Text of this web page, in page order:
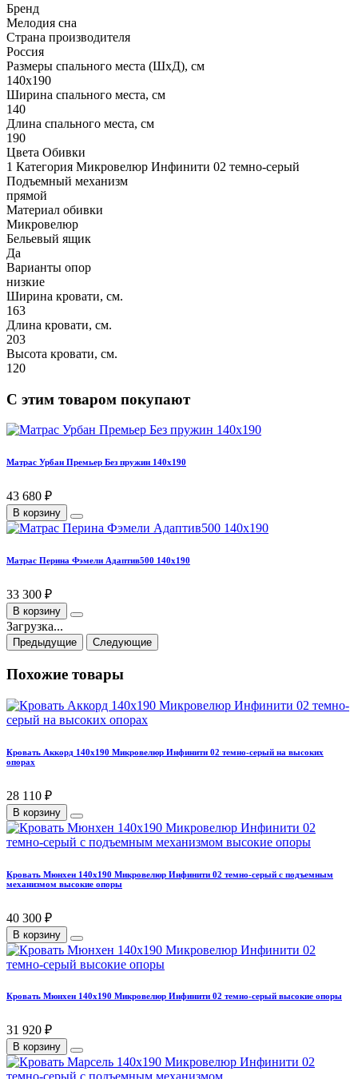
Бренд
Мелодия сна
Страна производителя
Россия
Размеры спального места (ШхД), см
140х190
Ширина спального места, см
140
Длина спального места, см
190
Цвета Обивки
1 Категория Микровелюр Инфинити 02 темно-серый
Подъемный механизм
прямой
Материал обивки
Микровелюр
Бельевый ящик
Да
Варианты опор
низкие
Ширина кровати, см.
163
Длина кровати, см.
203
Высота кровати, см.
120
С этим товаром покупают
Матрас Урбан Премьер Без пружин 140х190
43 680 ₽
В корзину
Матрас Перина Фэмели Адаптив500 140х190
33 300 ₽
В корзину
Загрузка...
Предыдущие Следующие
Похожие товары
Кровать Аккорд 140х190 Микровелюр Инфинити 02 темно-серый на высоких
опорах
28 110 ₽
В корзину
Кровать Мюнхен 140х190 Микровелюр Инфинити 02 темно-серый с подъемным
механизмом высокие опоры
40 300 ₽
В корзину
Кровать Мюнхен 140х190 Микровелюр Инфинити 02 темно-серый высокие опоры
31 920 ₽
В корзину